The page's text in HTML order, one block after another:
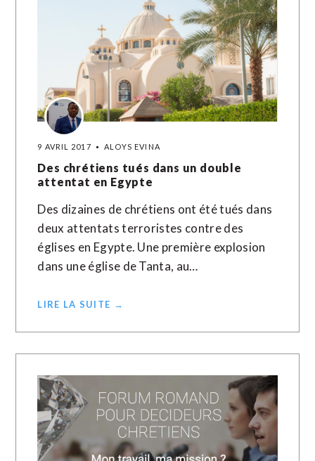
9 AVRIL 2017 ALOYS EVINA
Des chrétiens tués dans un double
attentat en Egypte
Des dizaines de chrétiens ont été tués dans
deux attentats terroristes contre des
églises en Egypte. Une première explosion
dans une église de Tanta, au…
LIRE LA SUITE →